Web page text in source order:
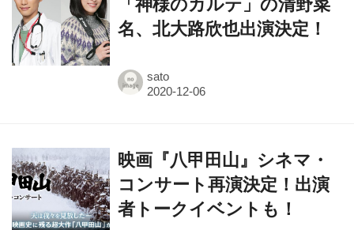
「神様のカルテ」の清野菜
名、北大路欣也出演決定！
sato
映画『八甲田山』シネマ・
コンサート再演決定！出演
者トークイベントも！